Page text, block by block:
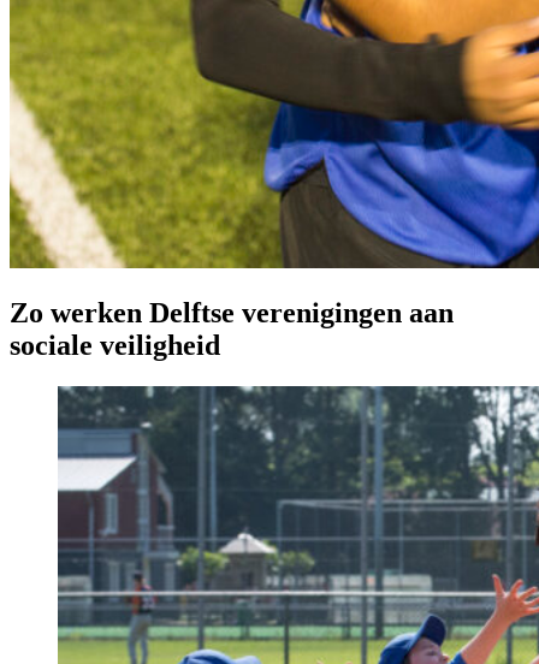
Zo werken Delftse verenigingen aan
sociale veiligheid